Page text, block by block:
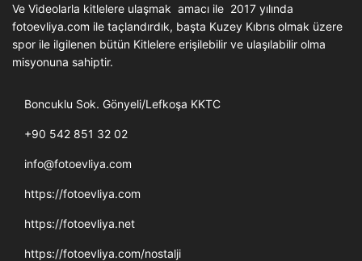
Ve Videolarla kitlelere ulaşmak amacı ile 2017 yılında
fotoevliya.com ile taçlandırdık, başta Kuzey Kıbrıs olmak üzere
spor ile ilgilenen bütün Kitlelere erişilebilir ve ulaşılabilir olma
misyonuna sahiptir.
Boncuklu Sok. Gönyeli/Lefkoşa KKTC
+90 542 851 32 02
info@fotoevliya.com
https://fotoevliya.com
https://fotoevliya.net
https://fotoevliya.com/nostalji